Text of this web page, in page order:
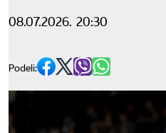
08.07.2026. 20:30
Podeli: